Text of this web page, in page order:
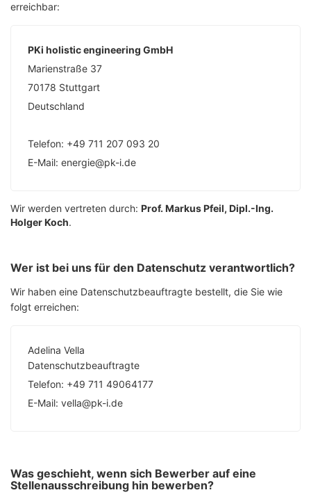
erreichbar:
PKi holistic engineering GmbH
Marienstraße 37
70178 Stuttgart
Deutschland
Telefon: +49 711 207 093 20
E-Mail: energie@pk-i.de
Wir werden vertreten durch: Prof. Markus Pfeil, Dipl.-Ing.
Holger Koch.
Wer ist bei uns für den Datenschutz verantwortlich?
Wir haben eine Datenschutzbeauftragte bestellt, die Sie wie
folgt erreichen:
Adelina Vella
Datenschutzbeauftragte
Telefon: +49 711 49064177
E-Mail: vella@pk-i.de
Was geschieht, wenn sich Bewerber auf eine
Stellenausschreibung hin bewerben?